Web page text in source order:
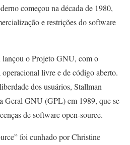
começou na década de 1980,
e restrições do software
o Projeto GNU, com o
livre e de código aberto.
dos usuários, Stallman
Geral GNU (GPL) em 1989, que se
de software open-source.
foi cunhado por Christine